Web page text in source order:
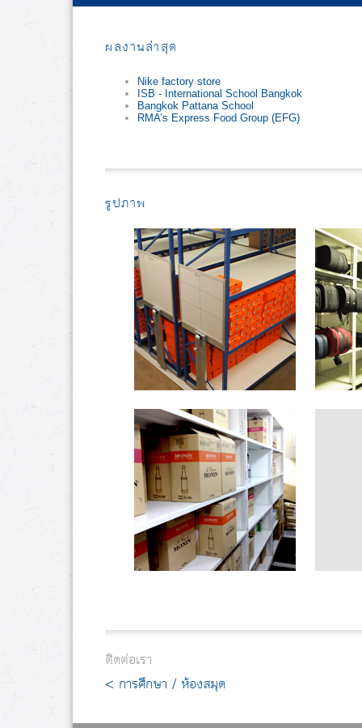
ผลงานล่าสุด
Nike factory store
ISB - International School Bangkok
Bangkok Pattana School
RMA’s Express Food Group (EFG)
รูปภาพ
ติดต่อเรา
< การศึกษา / ห้องสมุด